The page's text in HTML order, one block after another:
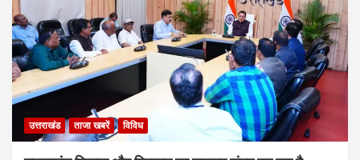
उत्तराखंड ताजा खबरें विविध